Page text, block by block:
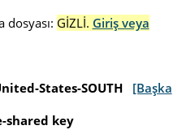
dosyası: GİZLİ. Giriş veya
States-SOUTH
[Başka
shared key